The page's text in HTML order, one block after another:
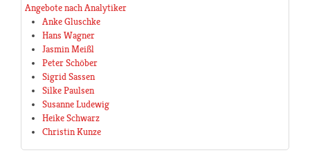
Angebote nach Analytiker
Anke Gluschke
Hans Wagner
Jasmin Meißl
Peter Schöber
Sigrid Sassen
Silke Paulsen
Susanne Ludewig
Heike Schwarz
Christin Kunze